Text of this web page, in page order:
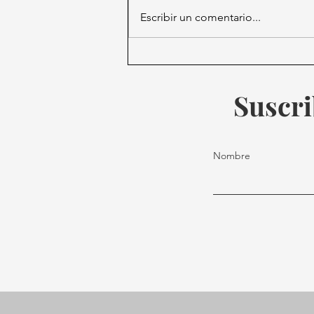
cardenales especulan sobre
Escribir un comentario...
Nombre